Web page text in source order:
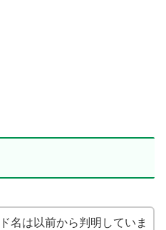
名は以前から判明していま